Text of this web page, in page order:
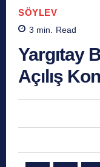
SÖYLEV
3 min. Read
Yargıtay
Açılış